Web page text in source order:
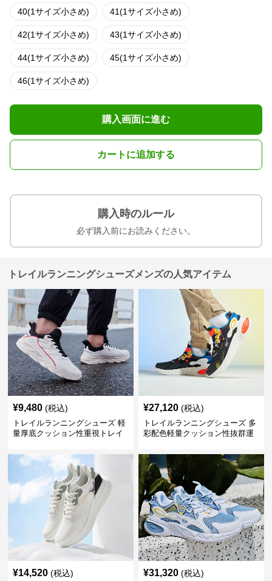
40(1サイズ小さめ) 41(1サイズ小さめ)
42(1サイズ小さめ) 43(1サイズ小さめ)
44(1サイズ小さめ) 45(1サイズ小さめ)
46(1サイズ小さめ)
購入画面に進む
カートに追加する
購入時のルール
必ず購入前にお読みください。
トレイルランニングシューズメンズの人気アイテム
¥9,480 (税込)
トレイルランニングシューズ 軽
量厚底クッション性重視トレイ
¥27,120 (税込)
トレイルランニングシューズ 多
彩配色軽量クッション性抜群運
¥14,520 (税込) ¥31,320 (税込)